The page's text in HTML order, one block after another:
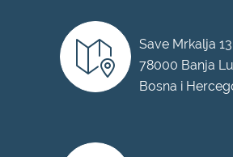
Save Mrkalja 13
78000 Banja
Bosna i